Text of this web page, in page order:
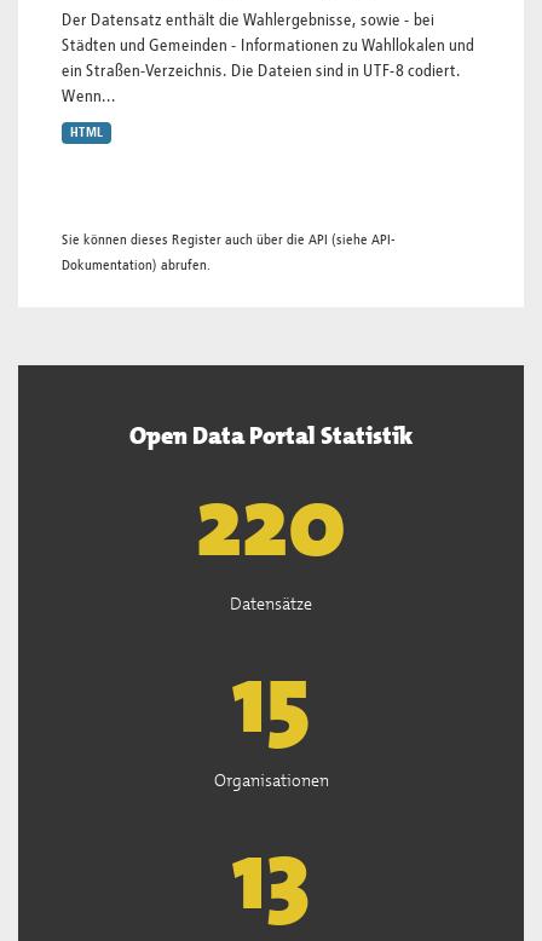
Der Datensatz enthält die Wahlergebnisse, sowie - bei
Städten und Gemeinden - Informationen zu Wahllokalen und
ein Straßen-Verzeichnis. Die Dateien sind in UTF-8 codiert.
Wenn...
HTML
Sie können dieses Register auch über die API (siehe API-
Dokumentation) abrufen.
Open Data Portal Statistik
222
Datensätze
15
Organisationen
13